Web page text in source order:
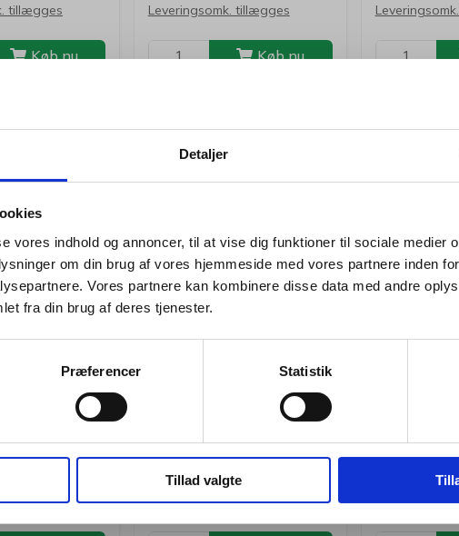
Detaljer
vores indhold og annoncer, til at vise dig funktioner til sociale medier
om din brug af vores hjemmeside med vores partnere inden
Vores partnere kan kombinere disse data med andre
fra din brug af deres tjenester.
Præferencer Statistik
Tillad valgte
Jeg ønsker at handle som
Privat Erhverv
tillægges
Køb nu
Leveringsomk. tillægges
Køb nu
Forventet
D1
grøn
/ stk.
moms
tillægges
Labeltape Brother
TZe141 18mm sort på
Fra Kr. 161,25 / stk.
Kr. 129,00 ekskl. moms
Leveringsomk. tillægges
Labeltape
TZeM931
Fra Kr.
Kr. 143,00